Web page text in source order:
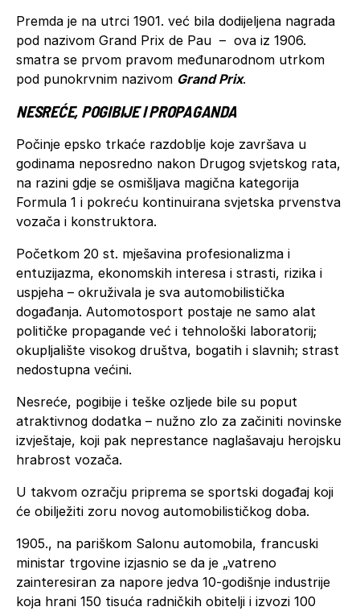
Premda je na utrci 1901. već bila dodijeljena nagrada
pod nazivom Grand Prix de Pau – ova iz 1906.
smatra se prvom pravom međunarodnom utrkom
pod punokrvnim nazivom Grand Prix.
NESREĆE, POGIBIJE I PROPAGANDA
Počinje epsko trkaće razdoblje koje završava u
godinama neposredno nakon Drugog svjetskog rata,
na razini gdje se osmišljava magična kategorija
Formula 1 i pokreću kontinuirana svjetska prvenstva
vozača i konstruktora.
Početkom 20 st. mješavina profesionalizma i
entuzijazma, ekonomskih interesa i strasti, rizika i
uspjeha – okruživala je sva automobilistička
događanja. Automotosport postaje ne samo alat
političke propagande već i tehnološki laboratorij;
okupljalište visokog društva, bogatih i slavnih; strast
nedostupna većini.
Nesreće, pogibije i teške ozljede bile su poput
atraktivnog dodatka – nužno zlo za začiniti novinske
izvještaje, koji pak neprestance naglašavaju herojsku
hrabrost vozača.
U takvom ozračju priprema se sportski događaj koji
će obilježiti zoru novog automobilističkog doba.
1905., na pariškom Salonu automobila, francuski
ministar trgovine izjasnio se da je „vatreno
zainteresiran za napore jedva 10-godišnje industrije
koja hrani 150 tisuća radničkih obitelji i izvozi 100